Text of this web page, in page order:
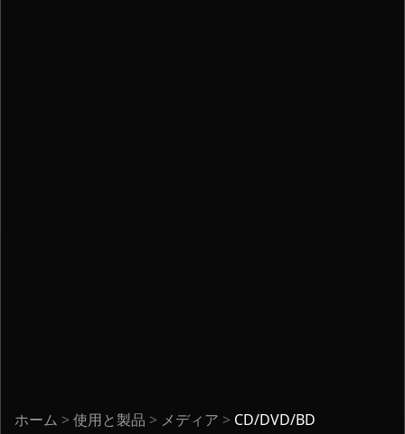
ホーム >使用と製品 > メディア > CD/DVD/BD